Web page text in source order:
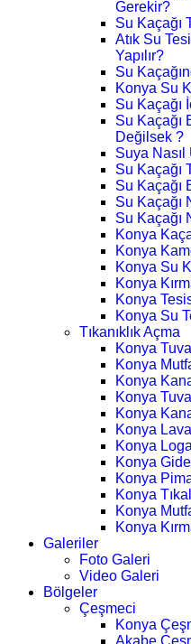
Gerekir?
Su Kaçağı
Atık Su
Yapılır?
Su
Konya Su
Su Kaçağı
Su Kaçağı
Değilsek ?
Suya Nasıl
Su Kaçağı
Su Kaçağı
Su Kaçağı
Su Kaçağı
Konya
Konya
Konya Su
Konya
Konya
Konya Su
Tıkanıklık Açma
Konya
Konya
Konya
Konya
Konya
Konya
Konya
Konya
Konya
Konya
Konya
Konya
Galeriler
Foto Galeri
Video Galeri
Bölgeler
Çeşmeci
Konya